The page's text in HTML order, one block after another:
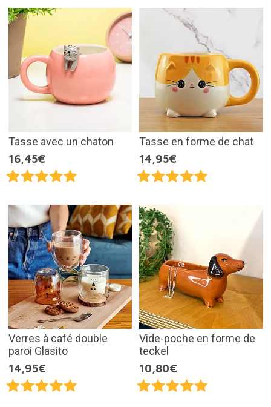
Tasse avec un chaton
16,45€
Tasse en forme de chat
14,95€
Verres à café double
paroi Glasito
14,95€
Vide-poche en forme de
teckel
10,80€